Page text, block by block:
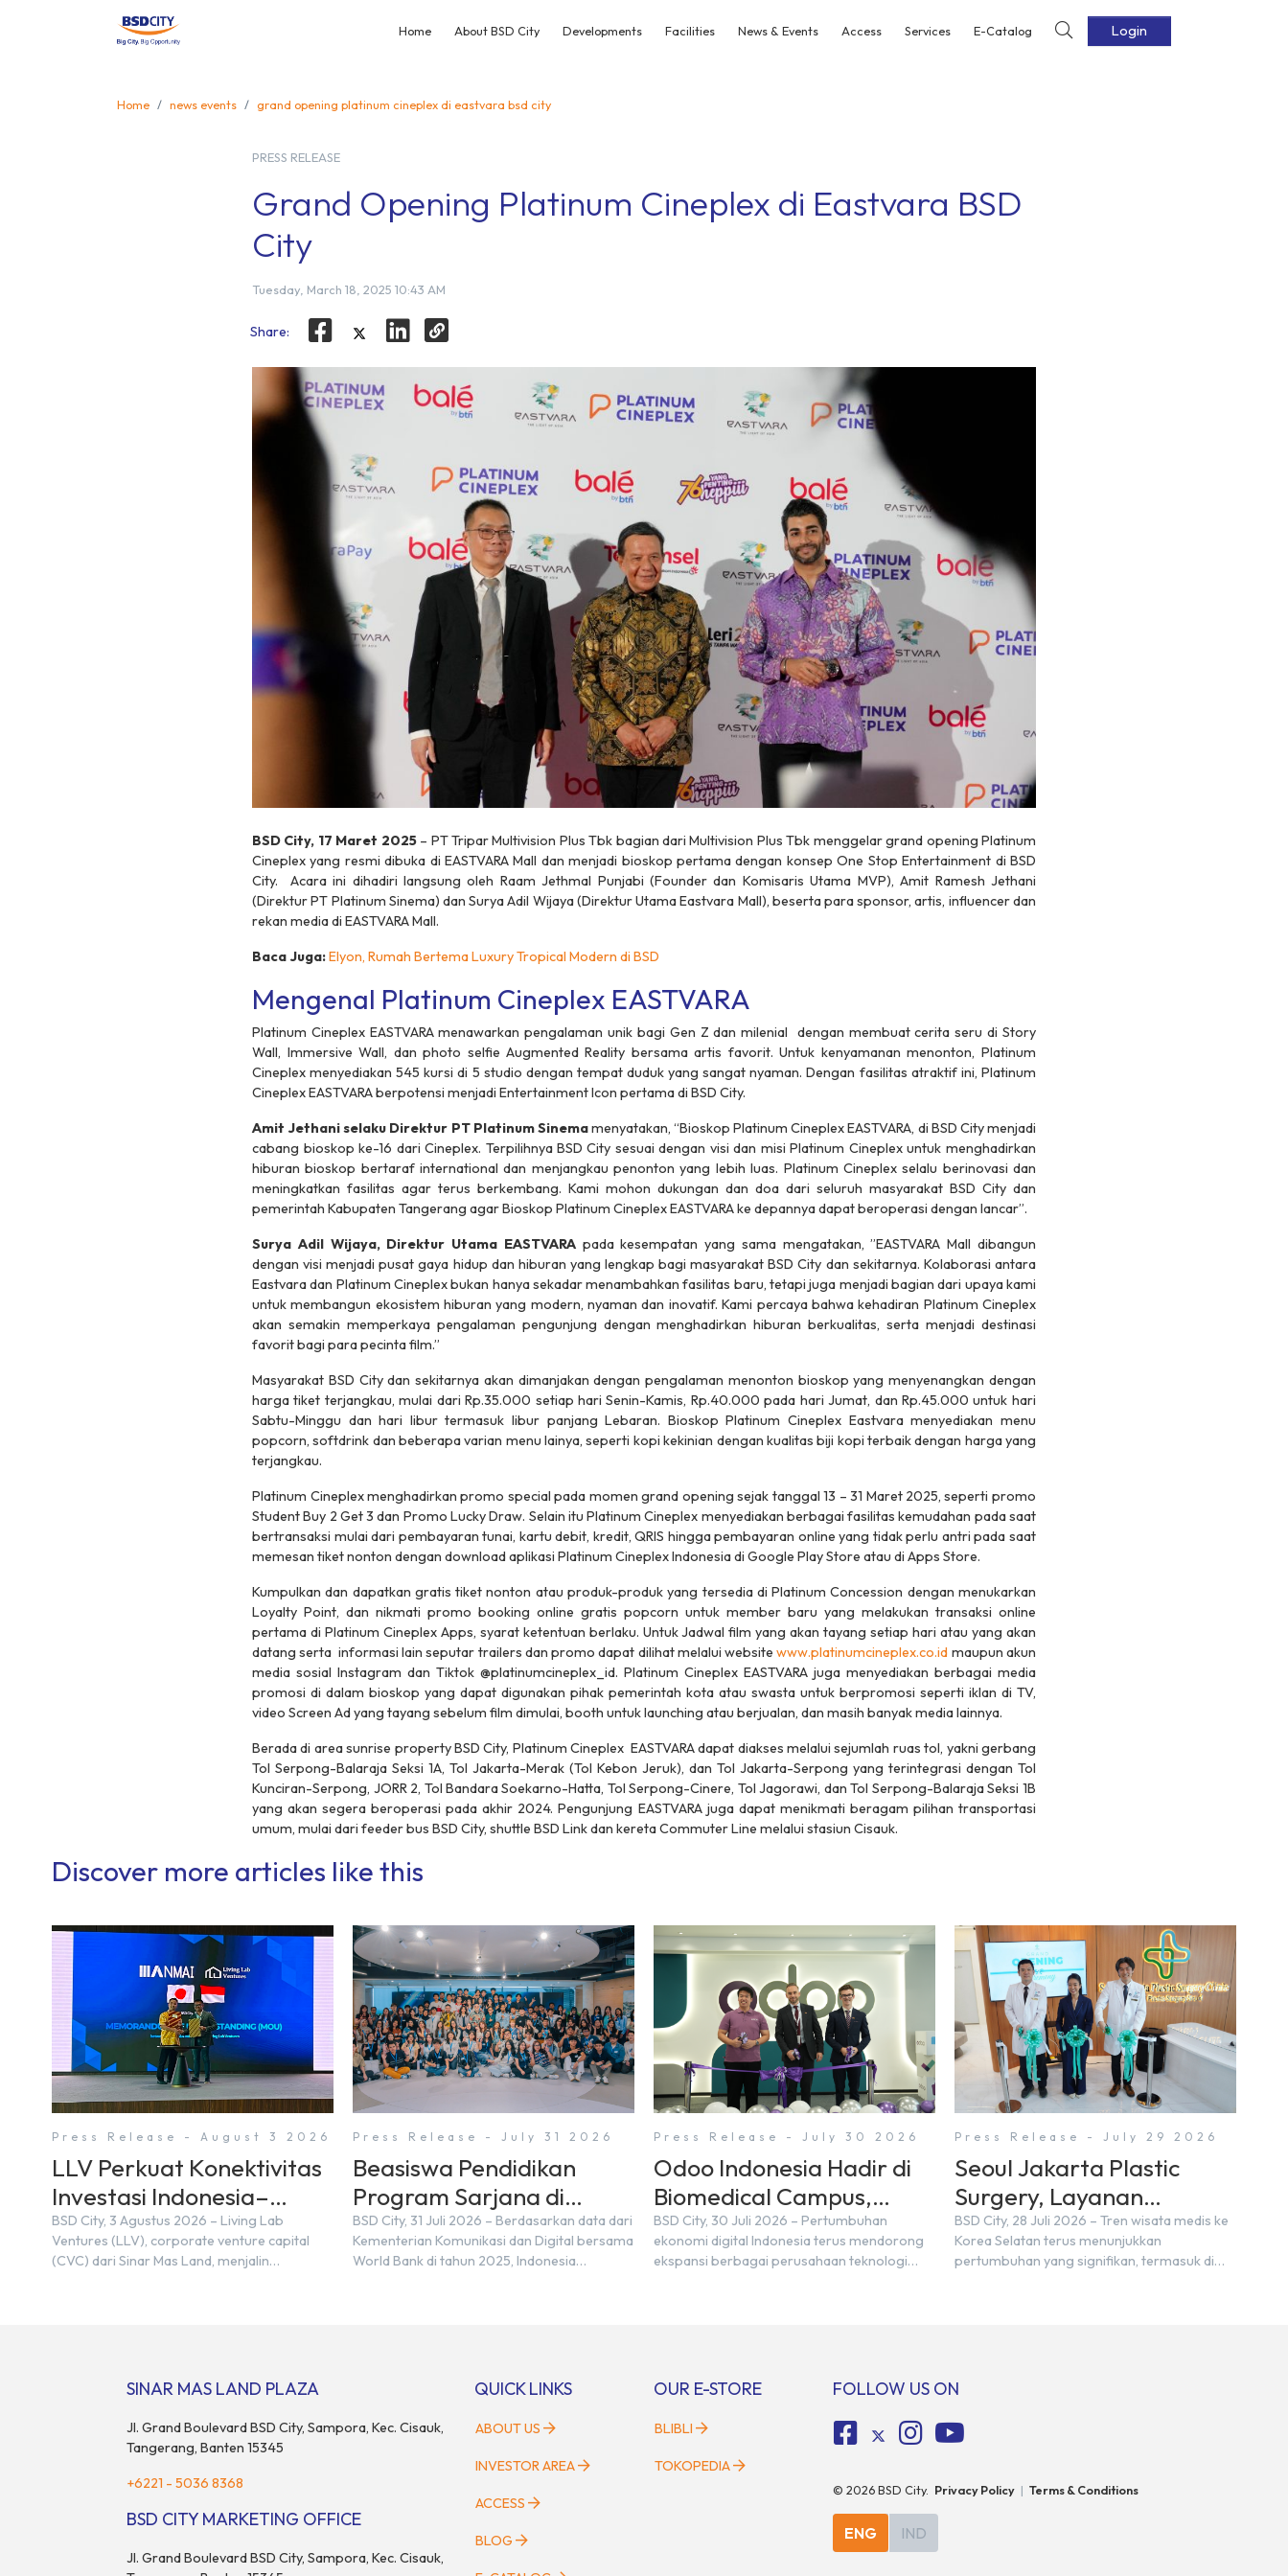
Home About BSD City Developments Facilities News & Events Access Services E-Catalog Login
Home news events grand opening platinum cineplex di eastvara bsd city
PRESS RELEASE
Grand Opening Platinum Cineplex di Eastvara BSD
City
Tuesday, March 18, 2025 10:43 AM
Share:
BSD City, 17 Maret 2025– PT Tripar Multivision Plus Tbk bagian dari Multivision Plus Tbk menggelargrand opening Platinum
Cineplex yang resmi dibuka di EASTVARA Mall dan menjadi bioskop pertama dengan konsepOne Stop Entertainment di BSD
City. Acara ini dihadiri langsung oleh Raam Jethmal Punjabi (Founder dan Komisaris Utama MVP), Amit Ramesh Jethani
(Direktur PT Platinum Sinema) dan Surya Adil Wijaya (Direktur Utama Eastvara Mall), beserta para sponsor, artis, influencerdan
rekan media di EASTVARA Mall.
Baca Juga:Elyon, Rumah Bertema Luxury Tropical Modern di BSD
Mengenal Platinum Cineplex EASTVARA
Platinum Cineplex EASTVARA menawarkan pengalaman unik bagi Gen Z dan milenial dengan membuat cerita seru di Story
Wall, Immersive Wall, danphoto selfie Augmented Reality bersama artis favorit. Untuk kenyamanan menonton, Platinum
Cineplex menyediakan 545 kursi di 5 studio dengan tempat duduk yang sangat nyaman. Dengan fasilitas atraktif ini, Platinum
Cineplex EASTVARA berpotensi menjadi Entertainment Icon pertama di BSD City.
Amit Jethani selaku Direktur PT Platinum Sinemamenyatakan, “Bioskop Platinum Cineplex EASTVARA, di BSD City menjadi
cabang bioskop ke-16 dari Cineplex. Terpilihnya BSD City sesuai dengan visi dan misi Platinum Cineplex untuk menghadirkan
hiburan bioskop bertaraf international dan menjangkau penonton yang lebih luas. Platinum Cineplex selalu berinovasi dan
meningkatkan fasilitas agar terus berkembang. Kami mohon dukungan dan doa dari seluruh masyarakat BSD City dan
pemerintah Kabupaten Tangerang agar Bioskop Platinum Cineplex EASTVARA ke depannya dapat beroperasi dengan lancar”.
Surya Adil Wijaya, Direktur Utama EASTVARA pada kesempatan yang sama mengatakan, ”EASTVARA Mall dibangun
dengan visi menjadi pusat gaya hidup dan hiburan yang lengkap bagi masyarakat BSD City dan sekitarnya. Kolaborasi antara
Eastvara dan Platinum Cineplex bukan hanya sekadar menambahkan fasilitas baru, tetapi juga menjadi bagian dari upaya kami
untuk membangun ekosistem hiburan yang modern, nyaman dan inovatif. Kami percaya bahwa kehadiran Platinum Cineplex
akan semakin memperkaya pengalaman pengunjung dengan menghadirkan hiburan berkualitas, serta menjadi destinasi
favorit bagi para pecinta film.”
Masyarakat BSD City dan sekitarnya akan dimanjakan dengan pengalaman menonton bioskop yang menyenangkan dengan
harga tiket terjangkau, mulai dari Rp.35.000 setiap hari Senin-Kamis, Rp.40.000 pada hari Jumat, dan Rp.45.000 untuk hari
Sabtu-Minggu dan hari libur termasuk libur panjang Lebaran. Bioskop Platinum Cineplex Eastvara menyediakan menu
popcorn,softdrink dan beberapa varian menu lainya, seperti kopi kekinian dengan kualitas biji kopi terbaik dengan harga yang
terjangkau.
Platinum Cineplex menghadirkan promo special pada momen grand opening sejak tanggal 13 – 31 Maret 2025, seperti promo
Student Buy 2 Get 3 dan Promo Lucky Draw. Selain itu Platinum Cineplex menyediakan berbagai fasilitas kemudahan pada saat
bertransaksi mulai dari pembayaran tunai, kartu debit, kredit, QRIS hingga pembayaran online yang tidak perlu antri pada saat
memesan tiket nonton dengan download aplikasi Platinum Cineplex Indonesia di Google Play Store atau di Apps Store.
Kumpulkan dan dapatkan gratis tiket nonton atau produk-produk yang tersedia diPlatinum Concession dengan menukarkan
Loyalty Point, dan nikmati promo booking online gratis popcorn untuk member baru yang melakukan transaksi online
pertama di Platinum Cineplex Apps, syarat ketentuan berlaku. Untuk Jadwal film yang akan tayang setiap hari atau yang akan
datang serta informasi lain seputar trailers dan promo dapat dilihat melalui websitewww.platinumcineplex.co.id maupun akun
media sosial Instagram dan Tiktok @platinumcineplex_id. Platinum Cineplex EASTVARA juga menyediakan berbagai media
promosi di dalam bioskop yang dapat digunakan pihak pemerintah kota atau swasta untuk berpromosi seperti iklan di TV,
video Screen Ad yang tayang sebelum film dimulai, booth untuk launching atau berjualan, dan masih banyak media lainnya.
Berada di area sunrise propertyBSD City, Platinum Cineplex EASTVARA dapat diakses melalui sejumlah ruas tol, yakni gerbang
Tol Serpong-Balaraja Seksi 1A, Tol Jakarta-Merak (Tol Kebon Jeruk), dan Tol Jakarta-Serpong yang terintegrasi dengan Tol
Kunciran-Serpong, JORR 2, Tol Bandara Soekarno-Hatta, Tol Serpong-Cinere, Tol Jagorawi, dan Tol Serpong-Balaraja Seksi 1B
yang akan segera beroperasi pada akhir 2024. Pengunjung EASTVARA juga dapat menikmati beragam pilihan transportasi
umum, mulai darifeeder bus BSD City,shuttle BSD Link dan kereta Commuter Line melalui stasiun Cisauk.
Discover more articles like this
Press Release - August 3 2026
LLV Perkuat Konektivitas
Investasi Indonesia–
Jepang (FDI) pada 2025
BSD City, 3 Agustus 2026 – Living Lab
Ventures (LLV), corporate venture capital
(CVC) dari Sinar Mas Land, menjalin
Bayu Seto (Partner at Living Lab Ventures)
Press Release - July 31 2026
Beasiswa Pendidikan
Program Sarjana di
Monash University, BSD
City
BSD City, 31 Juli 2026 – Berdasarkan data dari
Kementerian Komunikasi dan Digital bersama
World Bank di tahun 2025, Indonesia
sektor strategis. Kebutuhan tersebut
menjadikan pengembangan sumber daya […]
Press Release - July 30 2026
Odoo Indonesia Hadir di
Biomedical Campus,
Digital Hub, BSD City
BSD City, 30 Juli 2026 – Pertumbuhan
ekonomi digital Indonesia terus mendorong
ekspansi berbagai perusahaan teknologi
US$100 miliar, tumbuh sebesar 14%
Kondisi ini […]
Press Release - July 29 2026
Seoul Jakarta Plastic
Surgery, Layanan
Kesehatan Terbaru di
BSD City
BSD City, 28 Juli 2026 – Tren wisata medis ke
Korea Selatan terus menunjukkan
pertumbuhan yang signifikan, termasuk di
tahun 2024 atau tumbuh hampir 75%.
SINAR MAS LAND PLAZA
Jl. Grand Boulevard BSD City, Sampora, Kec. Cisauk,
Tangerang, Banten 15345
+6221 - 5036 8368
BSD CITY MARKETING OFFICE
Jl. Grand Boulevard BSD City, Sampora, Kec. Cisauk,
QUICK LINKS
ABOUT US
INVESTOR AREA
ACCESS
BLOG
OUR E-STORE
BLIBLI
TOKOPEDIA
FOLLOW US ON
© 2026BSD City. Privacy Policy | Terms & Conditions
ENG IND